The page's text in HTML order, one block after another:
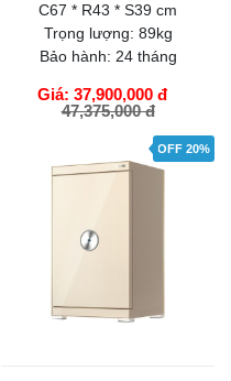
C67 * R43 * S39 cm
Trọng lượng: 89kg
Bảo hành: 24 tháng
Giá: 37,900,000 đ
47,375,000 đ
GIỎ HÀNG
OFF 20%